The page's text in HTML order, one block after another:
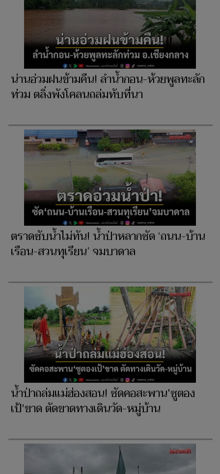
น่านอ่วมฝนข้ามคืน! ลำน้ำกอน-ห้วยพูลทะลัก
ท่วม ตลิ่งพังโคลนถล่มทับที่นา
ตราดซับน้ำไม่ทัน! น้ำป่าหลากซัด ‘ถนน-บ้าน
เรือน-สวนทุเรียน’ จมบาดาล
น้ำป่าถล่มแม่ฮ่องสอน! ซัดคอสะพาน'ซูตอง
เป้'ขาด ตัดขาดทางเดินวัด-หมู่บ้าน